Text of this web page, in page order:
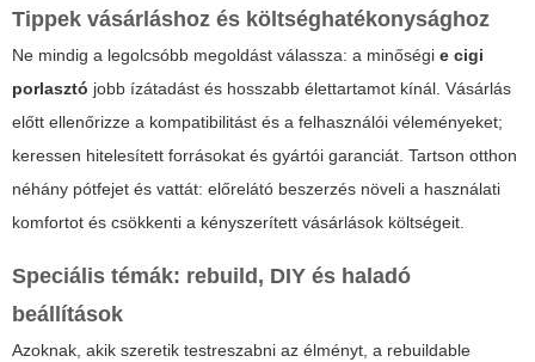
Tippek vásárláshoz és költséghatékonysághoz
Ne mindig a legolcsóbb megoldást válassza: a minőségi e cigi
porlasztó jobb ízátadást és hosszabb élettartamot kínál. Vásárlás
előtt ellenőrizze a kompatibilitást és a felhasználói véleményeket;
keressen hitelesített forrásokat és gyártói garanciát. Tartson otthon
néhány pótfejet és vattát: előrelátó beszerzés növeli a használati
komfortot és csökkenti a kényszerített vásárlások költségeit.
Speciális témák: rebuild, DIY és haladó
beállítások
Azoknak, akik szeretik testreszabni az élményt, a rebuildable